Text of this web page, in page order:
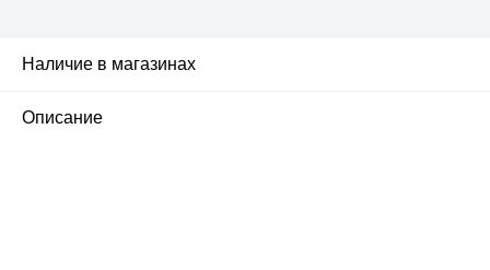
Наличие в магазинах
Описание